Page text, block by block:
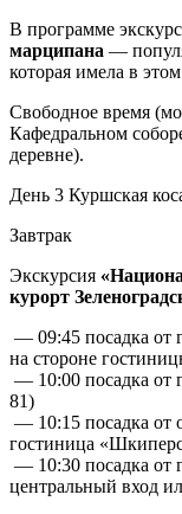
В программе
марципана —
которая имела в
Свободное время
Кафедральном
деревне).
День 3 Куршская
Завтрак
Экскурсия
курорт
— 09:45 посадка от
на стороне
— 10:00 посадка от
81)
— 10:15 посадка от
гостиница
— 10:30 посадка от
центральный вход